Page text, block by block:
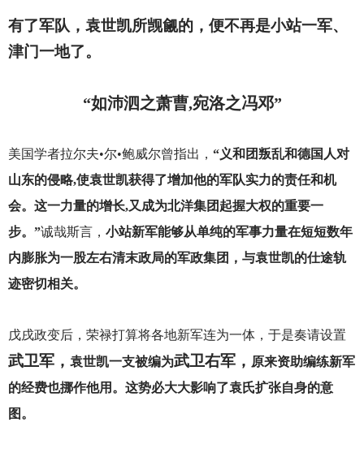
有了军队，袁世凯所觊觎的，便不再是小站一军、
津门一地了。
“如沛泗之萧曹,宛洛之冯邓”
美国学者拉尔夫•尔•鲍威尔曾指出， “义和团叛乱和德国人对
山东的侵略,使袁世凯获得了增加他的军队实力的责任和机
会。这一力量的增长,又成为北洋集团起握大权的重要一
步。”诚哉斯言， 小站新军能够从单纯的军事力量在短短数年
内膨胀为一股左右清末政局的军政集团，与袁世凯的仕途轨
迹密切相关。
戊戌政变后，荣禄打算将各地新军连为一体，于是奏请设置
武卫军， 袁世凯一支被编为武卫右军， 原来资助编练新军
的经费也挪作他用。这势必大大影响了袁氏扩张自身的意
图。